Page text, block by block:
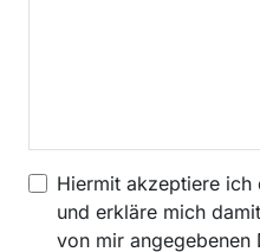
Hiermit akzeptiere ich
und erkläre mich
von mir angegebenen